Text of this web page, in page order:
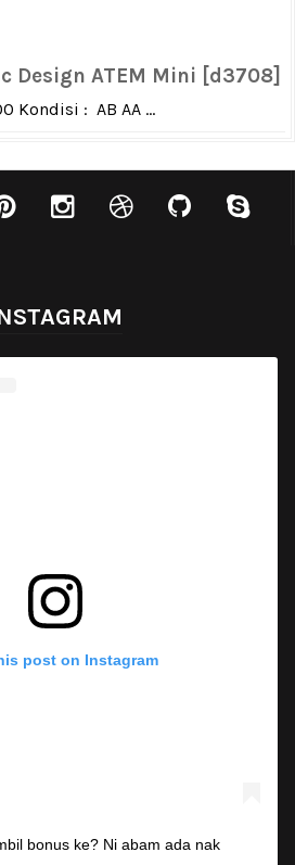
Design ATEM Mini [d3708]
Kondisi : AB AA ...
post on Instagram
bonus ke? Ni abam ada nak